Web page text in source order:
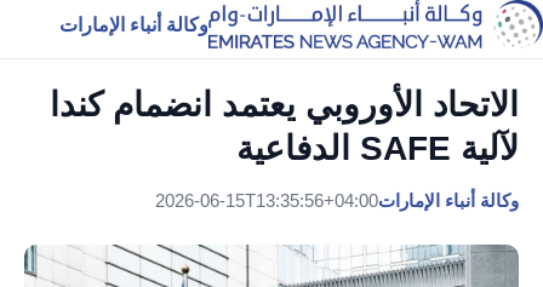
وكالة أنباء الإمارات
الاتحاد الأوروبي يعتمد انضمام كندا
لآلية SAFE الدفاعية
وكالة أنباء الإمارات2026-06-15T13:35:56+04:00